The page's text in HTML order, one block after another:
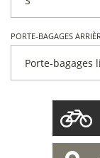
PORTE-BAGAGES